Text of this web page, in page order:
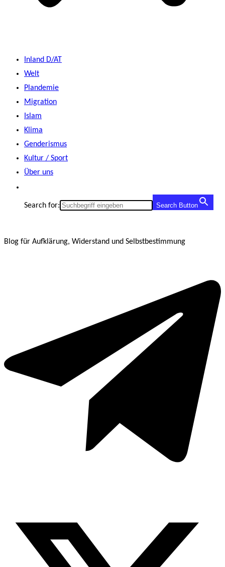
Inland D/AT
Welt
Plandemie
Migration
Islam
Klima
Genderismus
Kultur / Sport
Über uns
Search for: Search Button
Blog für Aufklärung, Widerstand und Selbstbestimmung